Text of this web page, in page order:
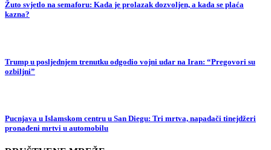
Žuto svjetlo na semaforu: Kada je prolazak dozvoljen, a kada se plaća
kazna?
Trump u posljednjem trenutku odgodio vojni udar na Iran: “Pregovori su
ozbiljni”
Pucnjava u Islamskom centru u San Diegu: Tri mrtva, napadači tinejdžeri
pronađeni mrtvi u automobilu